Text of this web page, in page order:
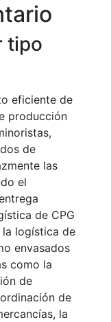
tipo
eficiente de
producción
de
las
el
de CPG
la logística de
envasados
como la
de
de
la